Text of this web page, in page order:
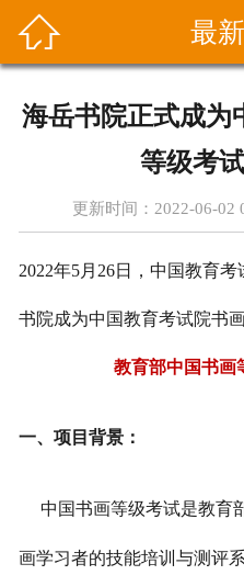
 最
海岳书院正式成为
等级考
更新时间：2022-06-02
2022年5月26日，中国教育
书院成为中国教育考试院书
教育部中国书画
一、项目背景：
中国书画等级考试是教育
画学习者的技能培训与测评